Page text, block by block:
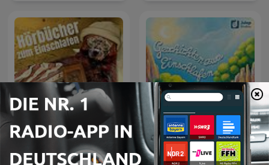
Hörbücher zum
Einschlafen
Geschichten zum
Einschlafen